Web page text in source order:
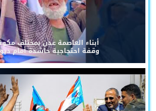
أبناء العاصمة عدن بمختلف
وقفة احتجاجية حاشدة أمام